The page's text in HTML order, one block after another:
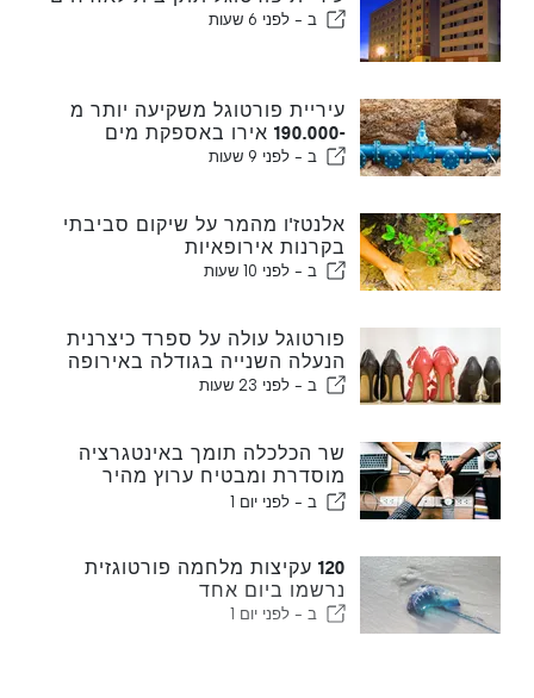
ב - לפני 6 שעות
עיריית פורטוגל משקיעה יותר מ
-190.000 אירו באספקת מים
ב - לפני 9 שעות
אלנטז'ו מהמר על שיקום סביבתי
בקרנות אירופאיות
ב - לפני 10 שעות
פורטוגל עולה על ספרד כיצרנית
הנעלה השנייה בגודלה באירופה
ב - לפני 23 שעות
שר הכלכלה תומך באינטגרציה
מוסדרת ומבטיח ערוץ מהיר
לעולים
ב - לפני יום 1
120 עקיצות מלחמה פורטוגזית
נרשמו ביום אחד
ב - לפני יום 1